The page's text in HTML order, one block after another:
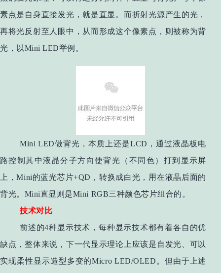
素点是自身直接发光，就是直显。而折射光源产生的光，
再将光反射至人眼中，从而形成这个像素点，则被称为背
光，以Mini LED举例。
Mini LED做背光，本质上还是LCD，通过液晶板电
路控制其中液晶分子方向使背光（不同色）打到显示屏
上，Mini的蓝光芯片+QD，转换成白光，用在液晶后面的
背光。Mini直显则是Mini RGB三种颜色芯片组合的。
技术对比
前述的4种显示技术，每种显示技术都有着各自的优
缺点，整体来说，下一代显示理论上应该是自发光、可以
实现柔性显示造型多变的Micro LED/OLED。但由于上述